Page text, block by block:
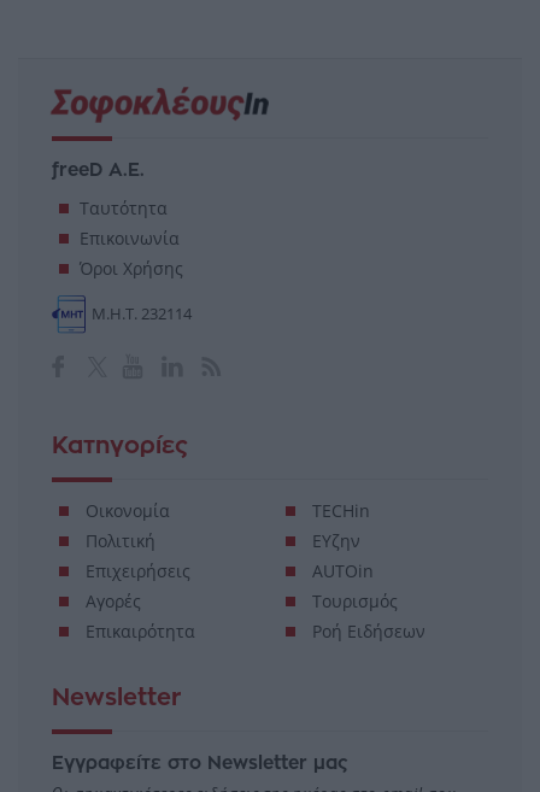
freeD Α.Ε.
Ταυτότητα
Επικοινωνία
Όροι Χρήσης
Μ.Η.Τ. 232114
Κατηγορίες
Οικονομία
Πολιτική
Επιχειρήσεις
Αγορές
Επικαιρότητα
TECHin
ΕΥζην
AUTOin
Τουρισμός
Ροή Ειδήσεων
Newsletter
Εγγραφείτε στο Newsletter μας